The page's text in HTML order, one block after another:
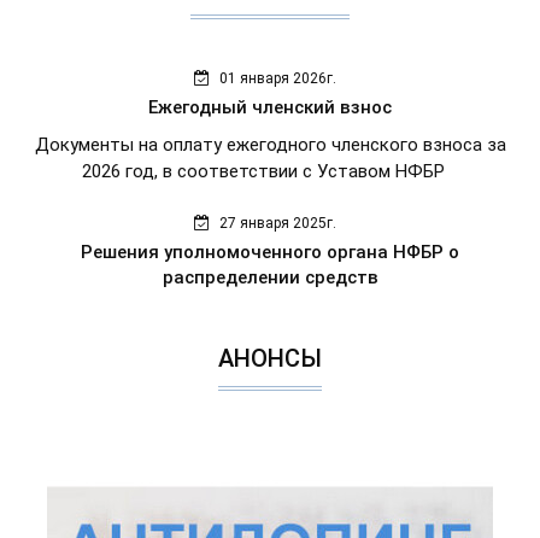
01 января 2026г.
Ежегодный членский взнос
Документы на оплату ежегодного членского взноса за
2026 год, в соответствии с Уставом НФБР
27 января 2025г.
Решения уполномоченного органа НФБР о
распределении средств
АНОНСЫ